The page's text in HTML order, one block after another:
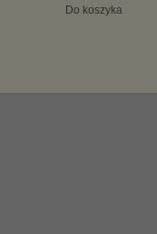
Do koszyka